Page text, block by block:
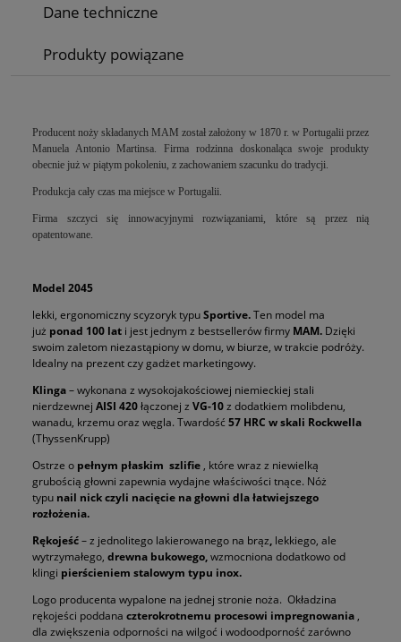
Dane techniczne
Produkty powiązane
Producent noży składanych MAM został założony w 1870 r. w Portugalii przez
Manuela Antonio Martinsa. Firma rodzinna doskonaląca swoje produkty
obecnie już w piątym pokoleniu, z zachowaniem szacunku do tradycji.
Produkcja cały czas ma miejsce w Portugalii.
Firma szczyci się innowacyjnymi rozwiązaniami, które są przez nią
opatentowane.
Model 2045
lekki, ergonomiczny scyzoryk typuSportive.Ten model ma
już ponad 100 lat i jest jednym z bestsellerów firmy MAM. Dzięki
swoim zaletom niezastąpiony w domu, w biurze, w trakcie podróży.
Idealny na prezent czy gadżet marketingowy.
Klinga– wykonana z wysokojakościowej niemieckiej stali
nierdzewnej AISI 420łączonej z VG-10z dodatkiem molibdenu,
wanadu, krzemu oraz węgla. Twardość 57 HRC w skali Rockwella
(ThyssenKrupp)
Ostrze o pełnym płaskim szlifie , które wraz z niewielką
grubością głowni zapewnia wydajne właściwości tnące. Nóż
typu nail nickczyli nacięcie na głowni dla łatwiejszego
rozłożenia.
Rękojeść– z jednolitego lakierowanego na brąz, lekkiego, ale
wytrzymałego, drewna bukowego,wzmocniona dodatkowo od
klingi pierścieniem stalowym typu inox.
Logo producenta wypalone na jednej stronie noża. Okładzina
rękojeści poddana czterokrotnemu procesowi impregnowania ,
dla zwiększenia odporności na wilgoć i wodoodporność zarówno